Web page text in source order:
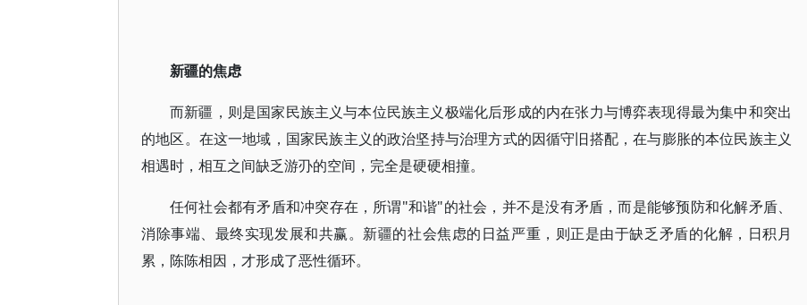
新疆的焦虑
而新疆，则是国家民族主义与本位民族主义极端化后形成的内在张力与博弈表现得最为集中和突出
的地区。在这一地域，国家民族主义的政治坚持与治理方式的因循守旧搭配，在与膨胀的本位民族主义
相遇时，相互之间缺乏游刅的空间，完全是硬硬相撞。
任何社会都有矛盾和冲突存在，所谓"和谐"的社会，并不是没有矛盾，而是能够预防和化解矛盾、
消除事端、最终实现发展和共赢。新疆的社会焦虑的日益严重，则正是由于缺乏矛盾的化解，日积月
累，陈陈相因，才形成了恶性循环。